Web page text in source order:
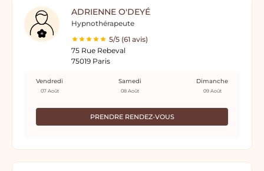
ADRIENNE O'DEYÉ
Hypnothérapeute
5/5 (61 avis)
75 Rue Rebeval
75019 Paris
PRENDRE RENDEZ-VOUS
Vendredi
07 Août
Samedi
08 Août
Dimanche
09 Août